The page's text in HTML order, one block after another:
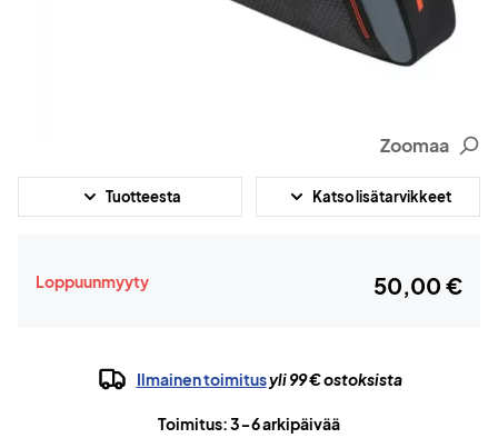
Zoomaa
Tuotteesta Katso lisätarvikkeet
Loppuunmyyty 50,00 €
Ilmainen toimitusyli 99 € ostoksista
Toimitus: 3-6 arkipäivää